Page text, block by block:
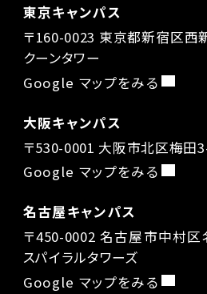
東京キャンパス
〒160-0023 東京都新宿区西
クーンタワー
Google マップをみる
大阪キャンパス
〒530-0001 大阪市北区梅田
Google マップをみる
名古屋キャンパス
〒450-0002 名古屋市中村
スパイラルタワーズ
Google マップをみる